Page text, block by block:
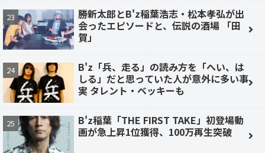
勝新太郎とB'z稲葉浩志・松本孝弘が出
会ったエピソードと、伝説の酒場 「田
賀」
B'z「兵、走る」の読み方を「へい、は
しる」だと思っていた人が意外に多い事
実 タレント・ベッキーも
B'z稲葉「THE FIRST TAKE」初登場動
画が急上昇1位獲得、100万再生突破